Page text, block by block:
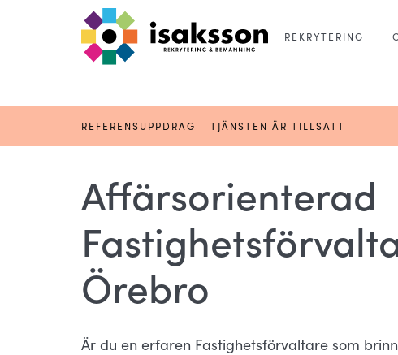
REKRYTERING
REFERENSUPPDRAG - TJÄNSTEN ÄR TILLSATT
Affärsorienterad
Örebro
Är du en erfaren Fastighetsförvaltare som